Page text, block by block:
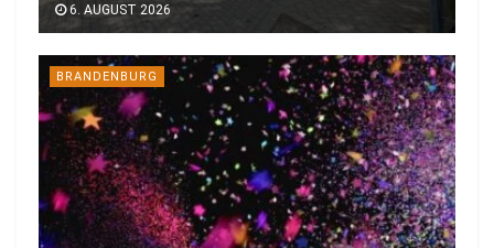
6. AUGUST 2026
BRANDENBURG